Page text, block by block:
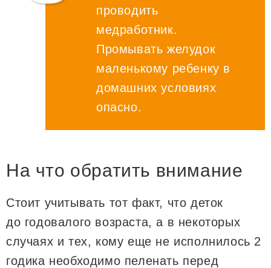
проводить
медработник.
Промывать желудок
маленькому ребенку в
домашних условиях
опасно.
На что обратить внимание
Стоит учитывать тот факт, что деток
до годовалого возраста, а в некоторых
случаях и тех, кому еще не исполнилось 2
годика необходимо пеленать перед